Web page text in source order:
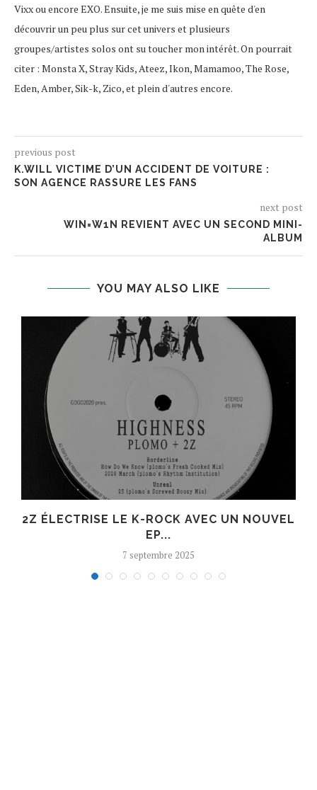
Vixx ou encore EXO. Ensuite, je me suis mise en quête d'en
découvrir un peu plus sur cet univers et plusieurs
groupes/artistes solos ont su toucher mon intérêt. On pourrait
citer : Monsta X, Stray Kids, Ateez, Ikon, Mamamoo, The Rose,
Eden, Amber, Sik-k, Zico, et plein d'autres encore.
previous post
K.WILL VICTIME D’UN ACCIDENT DE VOITURE :
SON AGENCE RASSURE LES FANS
next post
WIN=W1N REVIENT AVEC UN SECOND MINI-
ALBUM
YOU MAY ALSO LIKE
2Z ÉLECTRISE LE K-ROCK AVEC UN NOUVEL
EP...
7 septembre 2025